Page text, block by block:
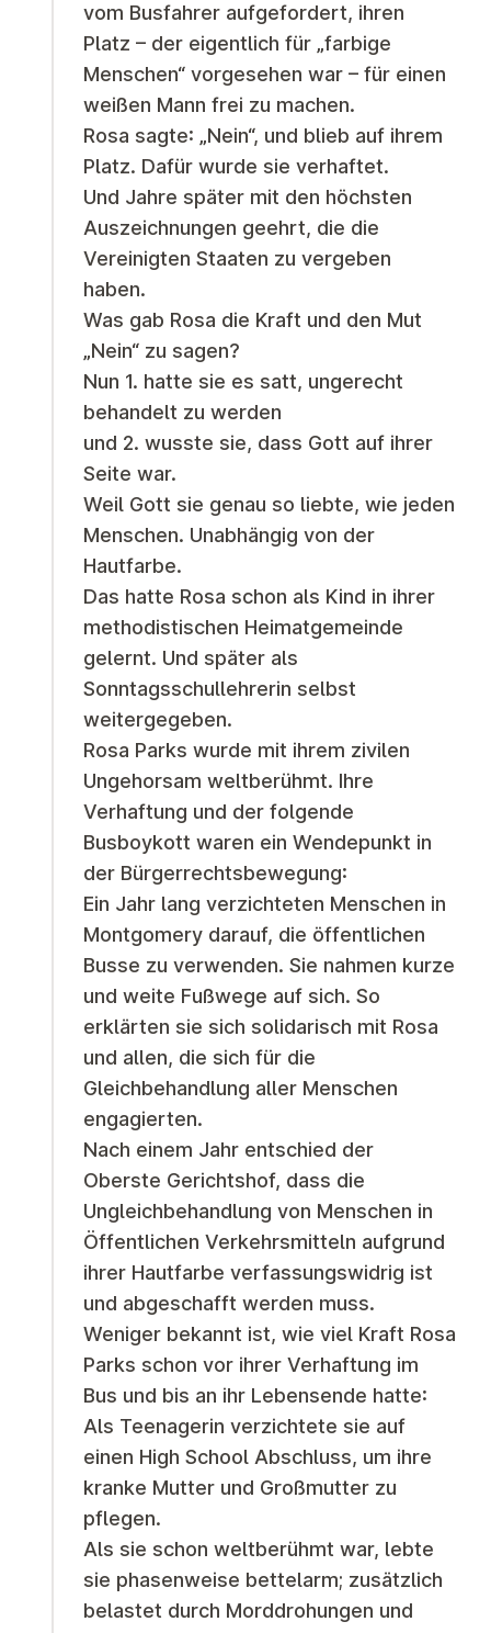
vom Busfahrer aufgefordert, ihren
Platz – der eigentlich für „farbige
Menschen“ vorgesehen war – für einen
weißen Mann frei zu machen.
Rosa sagte: „Nein“, und blieb auf ihrem
Platz. Dafür wurde sie verhaftet.
Und Jahre später mit den höchsten
Auszeichnungen geehrt, die die
Vereinigten Staaten zu vergeben
haben.
Was gab Rosa die Kraft und den Mut
„Nein“ zu sagen?
Nun 1. hatte sie es satt, ungerecht
behandelt zu werden
und 2. wusste sie, dass Gott auf ihrer
Seite war.
Weil Gott sie genau so liebte, wie jeden
Menschen. Unabhängig von der
Hautfarbe.
Das hatte Rosa schon als Kind in ihrer
methodistischen Heimatgemeinde
gelernt. Und später als
Sonntagsschullehrerin selbst
weitergegeben.
Rosa Parks wurde mit ihrem zivilen
Ungehorsam weltberühmt. Ihre
Verhaftung und der folgende
Busboykott waren ein Wendepunkt in
der Bürgerrechtsbewegung:
Ein Jahr lang verzichteten Menschen in
Montgomery darauf, die öffentlichen
Busse zu verwenden. Sie nahmen kurze
und weite Fußwege auf sich. So
erklärten sie sich solidarisch mit Rosa
und allen, die sich für die
Gleichbehandlung aller Menschen
engagierten.
Nach einem Jahr entschied der
Oberste Gerichtshof, dass die
Ungleichbehandlung von Menschen in
Öffentlichen Verkehrsmitteln aufgrund
ihrer Hautfarbe verfassungswidrig ist
und abgeschafft werden muss.
Weniger bekannt ist, wie viel Kraft Rosa
Parks schon vor ihrer Verhaftung im
Bus und bis an ihr Lebensende hatte:
Als Teenagerin verzichtete sie auf
einen High School Abschluss, um ihre
kranke Mutter und Großmutter zu
pflegen.
Als sie schon weltberühmt war, lebte
sie phasenweise bettelarm; zusätzlich
belastet durch Morddrohungen und